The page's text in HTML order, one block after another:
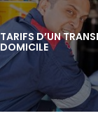
TARIFS D’UN
DOMICILE